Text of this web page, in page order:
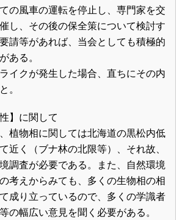
の風車の運転を停止し、専門家を交
し、その後の保全策について検討す
請等があれば、当会としても積極的
ある。
イクが発生した場合、直ちにその内
。
】に関して
植物相に関しては北海道の黒松内低
近く（ブナ林の北限等）、それ故、
調査が必要である。また、自然環境
考えからみても、多くの生物相の相
成り立っているので、多くの学識者
の幅広い意見を聞く必要がある。